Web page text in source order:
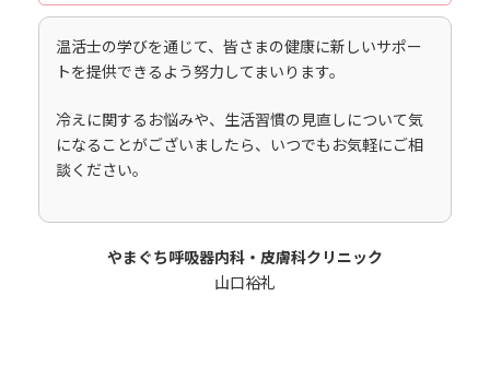
温活士の学びを通じて、皆さまの健康に新しいサポー
トを提供できるよう努力してまいります。
冷えに関するお悩みや、生活習慣の見直しについて気
になることがございましたら、いつでもお気軽にご相
談ください。
やまぐち呼吸器内科・皮膚科クリニック
山口裕礼